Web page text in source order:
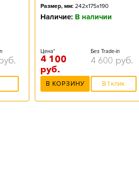
Размер, мм: 242x175x190
Наличие: В наличии
Цена*
4 100
руб.
Без Trade-in
4 600 руб.
В КОРЗИНУ В 1 клик